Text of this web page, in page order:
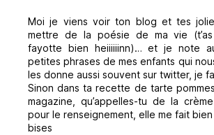
Moi je viens voir ton blog et tes
mettre de la poésie de ma vie
fayotte bien heiiiiiinn)… et je note
petites phrases de mes enfants qui
les donne aussi souvent sur twitter, je
Sinon dans ta recette de tarte
magazine, qu’appelles-tu de la
pour le renseignement, elle me fait
bises